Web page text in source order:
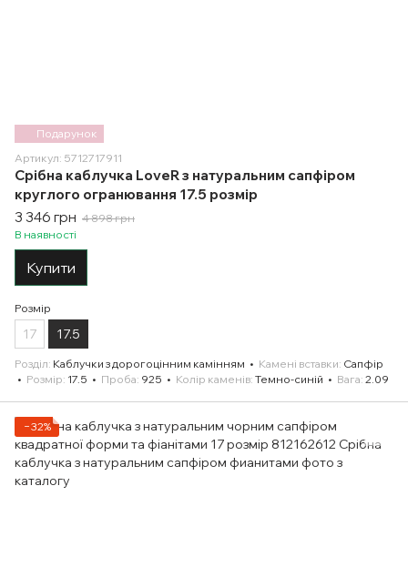
Подарунок
Артикул: 5712717911
Срібна каблучка LoveR з натуральним сапфіром
круглого огранювання 17.5 розмір
3 346 грн 4 898 грн
В наявності
Купити
Розмір
17 17.5
Розділ Каблучки з дорогоцінним камінням Камені вставки Сапфір
Розмір 17.5 Проба 925 Колір каменів Темно-синій Вага 2.09
−32%